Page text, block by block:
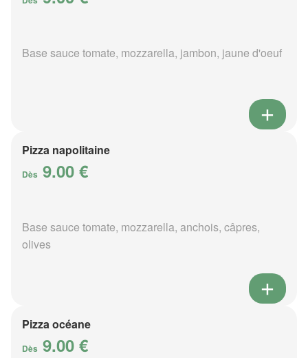
Base sauce tomate, mozzarella, jambon, jaune d'oeuf
Pizza napolitaine
Dès 9.00 €
Base sauce tomate, mozzarella, anchois, câpres,
olives
Pizza océane
Dès 9.00 €